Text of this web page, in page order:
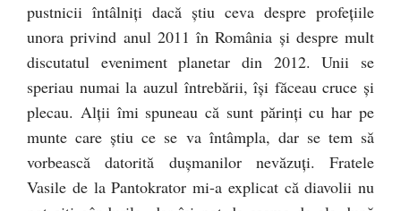
pustnicii întâlniţi dacă ştiu ceva despre profeţiile
unora privind anul 2011 în România şi despre mult
discutatul eveniment planetar din 2012. Unii se
speriau numai la auzul întrebării, îşi făceau cruce şi
plecau. Alţii îmi spuneau că sunt părinţi cu har pe
munte care ştiu ce se va întâmpla, dar se tem să
vorbească datorită duşmanilor nevăzuţi. Fratele
Vasile de la Pantokrator mi-a explicat că diavolii nu